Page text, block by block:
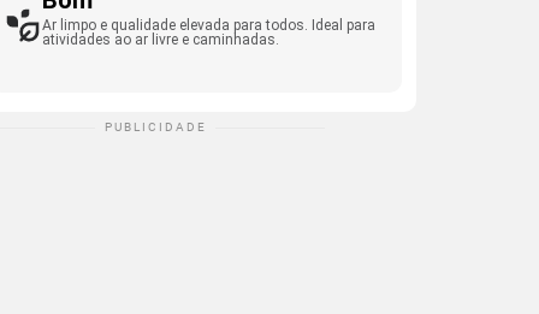
Ar limpo e qualidade elevada para todos. Ideal para
atividades ao ar livre e caminhadas.